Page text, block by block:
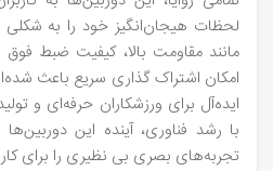
لحظات هیجان‌انگیز خود را به شکلی
مانند مقاومت بالا، کیفیت ضبط فوق‌
امکان اشتراک‌ گذاری سریع باعث
ایده‌آل برای ورزشکاران حرفه‌ای و
با رشد فناوری، آینده این
تجربه‌های بصری بی‌ نظیری را برای